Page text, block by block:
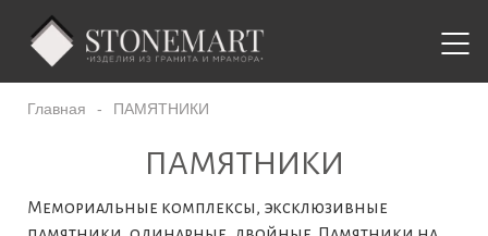
Главная - ПАМЯТНИКИ
ПАМЯТНИКИ
Мемориальные комплексы, эксклюзивные